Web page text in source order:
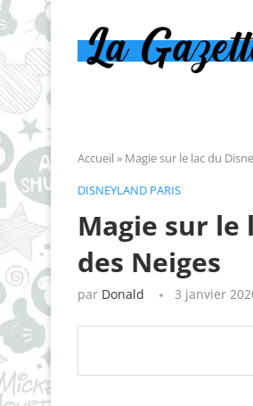
Accueil » Magie sur le lac du
DISNEYLAND PARIS
Magie sur le
des Neiges
par Donald 3 janvier